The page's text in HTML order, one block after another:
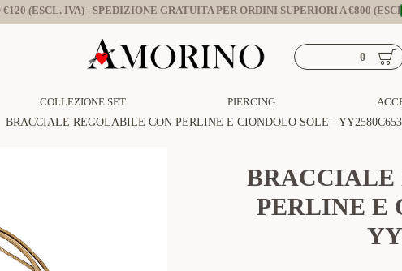
(ESCL. IVA) - SPEDIZIONE GRATUITA PER ORDINI SUPERIORI A €800
0
COLLEZIONE SET PIERCING
BRACCIALE REGOLABILE CON PERLINE E CIONDOLO SOLE - YY2580C653
BRACCIALE
PERLINE E